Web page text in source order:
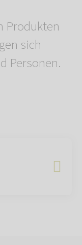
Produkten
sich
Personen.